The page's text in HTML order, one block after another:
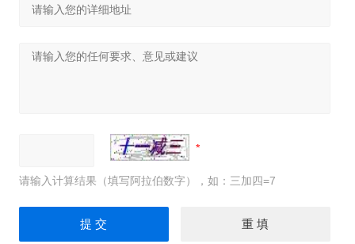
请输入计算结果（填写阿拉伯数字），如：三加四=7